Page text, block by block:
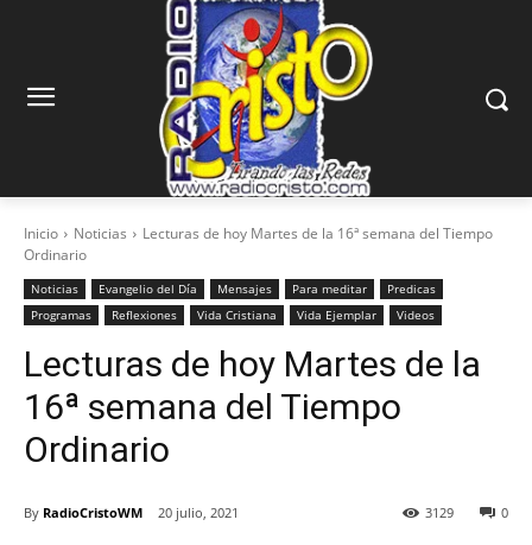
Inicio Noticias
Lecturas de hoy Martes de la 16ª semana del Tiempo
Ordinario
Noticias Evangelio del Día Mensajes Para meditar
Predicas
Programas
Reflexiones Vida Cristiana Vida Ejemplar Videos
Lecturas de hoy Martes de la
16ª semana del Tiempo
Ordinario
By RadioCristoWM 20 julio, 2021 0
3129